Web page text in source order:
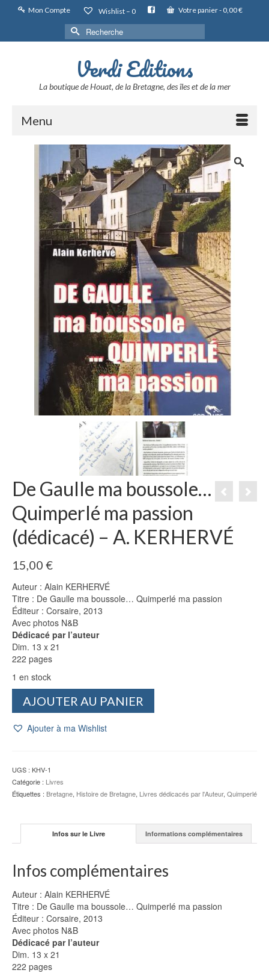
Mon Compte Wishlist – 0 Votre panier- 0,00€
Rechercher :
Verdi Editions
La boutique de Houat, de la Bretagne, des îles et de la mer
Menu
De Gaulle ma boussole…
Quimperlé ma passion
(dédicacé) – A. KERHERVÉ
15,00 €
Auteur : Alain KERHERVÉ
Titre : De Gaulle ma boussole… Quimperlé ma passion
Éditeur : Corsaire, 2013
Avec photos N&B
Dédicacé par l’auteur
Dim. 13 x 21
222 pages
1 en stock
Gaulle
Quimperlé
ma
passion
KERHERVÉ
AJOUTER AU PANIER
Ajouter à ma Wishlist
UGS : KHV-1
Catégorie : Livres
Étiquettes : Bretagne, Histoire de Bretagne, Livres dédicacés par l'Auteur, Quimperlé
Infos sur le Livre Informations complémentaires
Infos complémentaires
Auteur : Alain KERHERVÉ
Titre : De Gaulle ma boussole… Quimperlé ma passion
Éditeur : Corsaire, 2013
Avec photos N&B
Dédicacé par l’auteur
Dim. 13 x 21
222 pages